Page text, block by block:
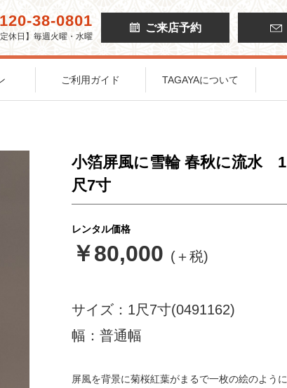
38-0801
定休日】毎週火曜・水曜
ご来店予約
ご利用ガイド TAGAYAについて
小箔屏風に雪輪 春秋に流水 1
尺7寸
レンタル価格
￥80,000 (＋税)
サイズ： 1尺7寸(0491162)
幅： 普通幅
屏風を背景に菊桜紅葉がまるで一枚の絵のように